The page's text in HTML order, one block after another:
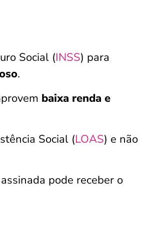
Social (INSS) para
.
baixa renda e
Social (LOAS) e não
pode receber o